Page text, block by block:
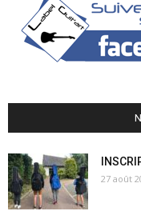
27 août